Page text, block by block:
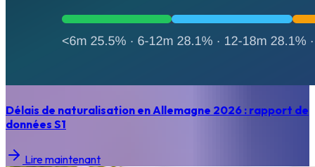
Délais de naturalisation en Allemagne 2026 : rapport de
données S1
Lire maintenant